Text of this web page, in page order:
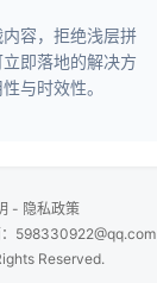
容，拒绝浅层拼
即落地的解决方
与时效性。
- 隐私政策
598330922@qq.com
Reserved.